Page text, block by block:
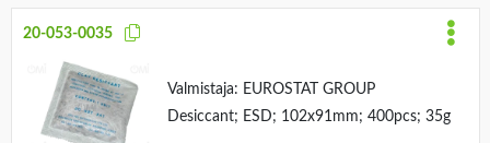
20-053-0035
Valmistaja: EUROSTAT GROUP
Desiccant; ESD; 102x91mm; 400pcs; 35g